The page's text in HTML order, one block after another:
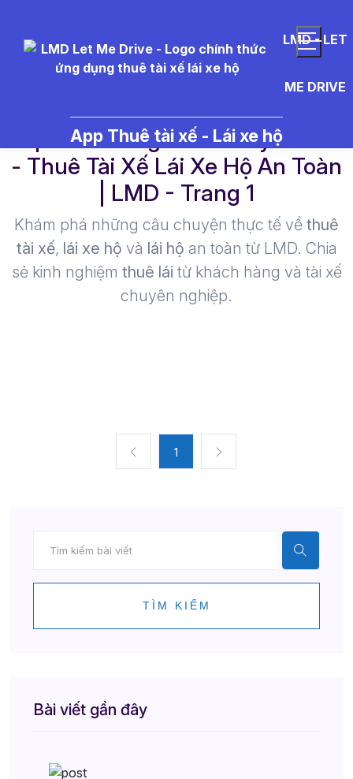
LMD - LET
ME DRIVE
App Thuê tài xế - Lái xe hộ
- Thuê Tài Xế Lái Xe Hộ An Toàn
| LMD - Trang 1​
Khám phá những câu chuyện thực tế về thuê
tài xế, lái xe hộ và lái hộ an toàn từ LMD. Chia
sẻ kinh nghiệm thuê lái từ khách hàng và tài xế
chuyên nghiệp.
1
TÌM KIẾM
Bài viết gần đây